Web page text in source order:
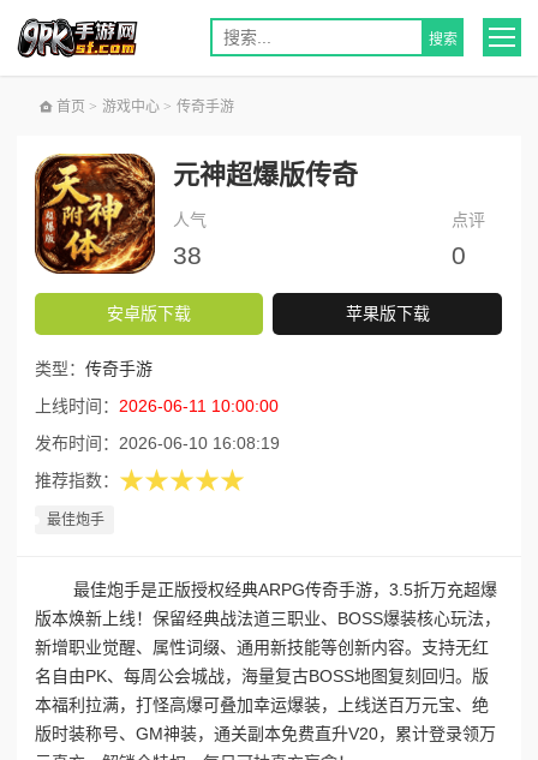
首页 > 游戏中心 > 传奇手游
元神超爆版传奇
人气
38
点评
0
安卓版下载 苹果版下载
类型： 传奇手游
上线时间： 2026-06-11 10:00:00
发布时间： 2026-06-10 16:08:19
推荐指数： ★★★★★
最佳炮手
最佳炮手是正版授权经典ARPG传奇手游，3.5折万充超爆
版本焕新上线！保留经典战法道三职业、BOSS爆装核心玩法，
新增职业觉醒、属性词缀、通用新技能等创新内容。支持无红
名自由PK、每周公会城战，海量复古BOSS地图复刻回归。版
本福利拉满，打怪高爆可叠加幸运爆装，上线送百万元宝、绝
版时装称号、GM神装，通关副本免费直升V20，累计登录领万